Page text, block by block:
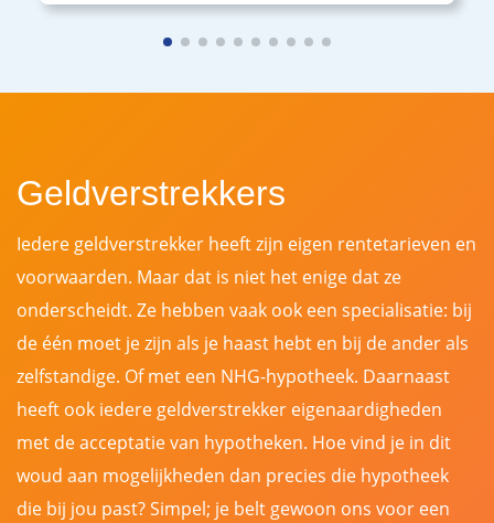
Geldverstrekkers
Iedere geldverstrekker heeft zijn eigen rentetarieven en
voorwaarden. Maar dat is niet het enige dat ze
onderscheidt. Ze hebben vaak ook een specialisatie: bij
de één moet je zijn als je haast hebt en bij de ander als
zelfstandige. Of met een NHG-hypotheek. Daarnaast
heeft ook iedere geldverstrekker eigenaardigheden
met de acceptatie van hypotheken. Hoe vind je in dit
woud aan mogelijkheden dan precies die hypotheek
die bij jou past? Simpel; je belt gewoon ons voor een